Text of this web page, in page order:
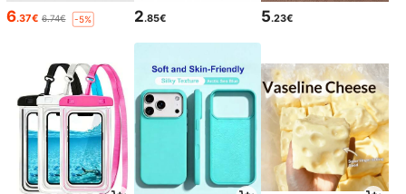
6.37€ 6.74€ -5% 2.85€ 5.23€